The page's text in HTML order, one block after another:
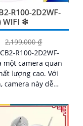
R100-2D2WF-
WIFI ❇
2,199,000 ₫
R100-2D2WF-
một camera quan
lượng cao. Với
camera này dễ
ngôi nhà hoặc văn